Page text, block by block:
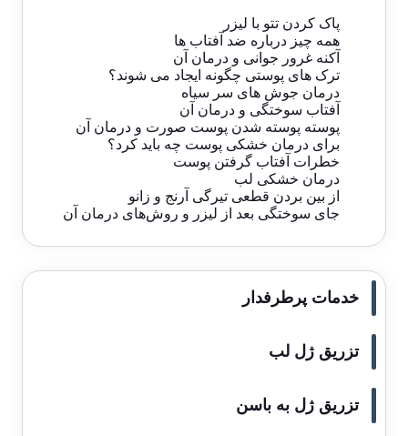
پاک کردن تتو با لیزر
همه چیز درباره ضد آفتاب ها
آکنه غرور جوانی و درمان آن
ترک های پوستی چگونه ایجاد می شوند؟
درمان جوش های سر سیاه
آفتاب سوختگی و درمان آن
پوسته پوسته شدن پوست صورت و درمان آن
برای درمان خشکی پوست چه باید کرد؟
خطرات آفتاب گرفتن پوست
درمان خشکی لب
از بین بردن قطعی تیرگی آرنج و زانو
جای سوختگی بعد از لیزر و روش‌های درمان آن
خدمات پرطرفدار
تزریق ژل لب
تزریق ژل به باسن